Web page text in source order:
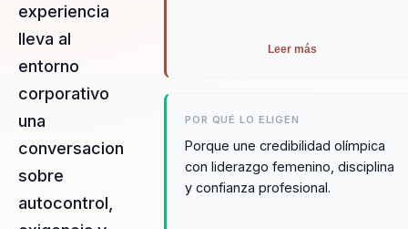
experiencia
lleva al
entorno
corporativo
una
conversacion
sobre
autocontrol,
Leer más
POR QUÉ LO ELIGEN
Porque une credibilidad olímpica
con liderazgo femenino, disciplina
y confianza profesional.